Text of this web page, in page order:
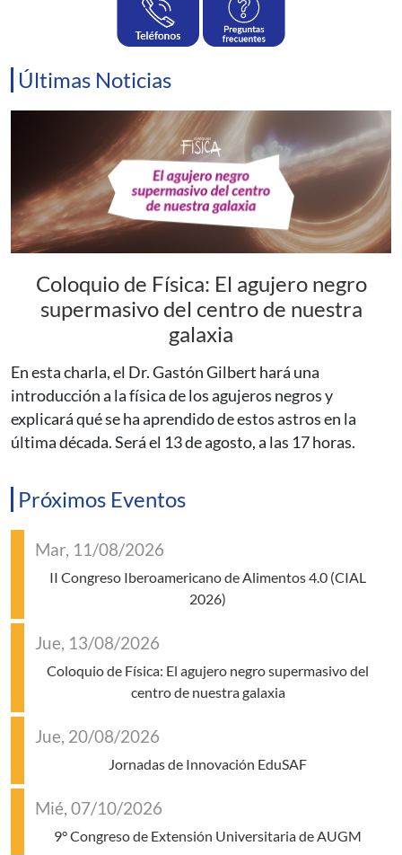
Últimas Noticias
Coloquio de Física: El agujero negro
supermasivo del centro de nuestra
galaxia
En esta charla, el Dr. Gastón Gilbert hará una
introducción a la física de los agujeros negros y
explicará qué se ha aprendido de estos astros en la
última década. Será el 13 de agosto, a las 17 horas.
Próximos Eventos
Mar, 11/08/2026
II Congreso Iberoamericano de Alimentos 4.0 (CIAL
2026)
Jue, 13/08/2026
Coloquio de Física: El agujero negro supermasivo del
centro de nuestra galaxia
Jue, 20/08/2026
Jornadas de Innovación EduSAF
Mié, 07/10/2026
9° Congreso de Extensión Universitaria de AUGM